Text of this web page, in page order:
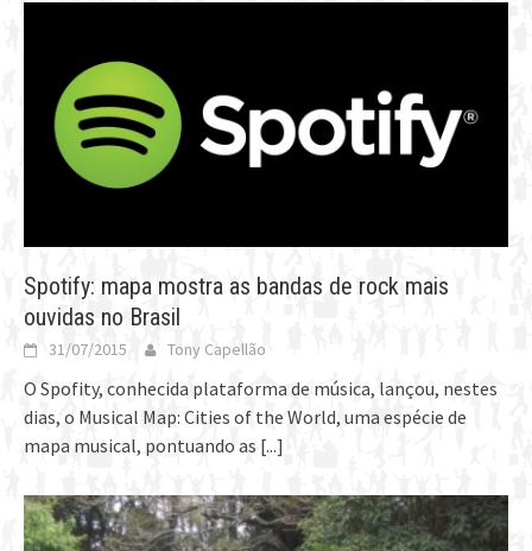
Spotify: mapa mostra as bandas de rock mais
ouvidas no Brasil
31/07/2015 Tony Capellão
O Spofity, conhecida plataforma de música, lançou, nestes
dias, o Musical Map: Cities of the World, uma espécie de
mapa musical, pontuando as [...]